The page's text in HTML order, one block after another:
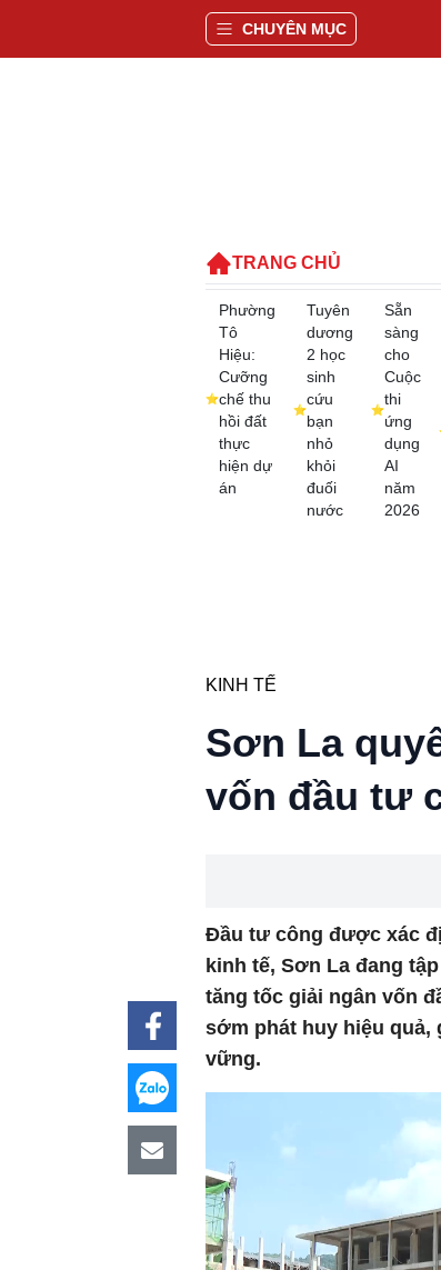
CHUYÊN MỤC
TRANG CHỦ
Phường
Tô
Hiệu:
Cưỡng
chế thu
hồi đất
thực
hiện dự
án
Tuyên
dương
2 học
sinh
cứu
bạn
nhỏ
khỏi
đuối
nước
Sẵn
sàng
cho
Cuộc
thi
ứng
dụng
AI
năm
2026
KINH TẾ
Sơn La
vốn đầu tư
Đầu tư công được xác
kinh tế, Sơn La đang
tăng tốc giải ngân vốn
sớm phát huy hiệu quả,
vững.